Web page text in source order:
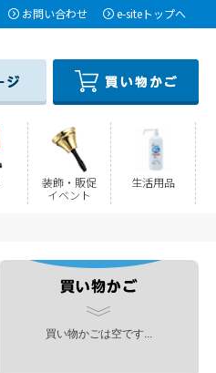
お問い合わせ e-siteトップへ
装飾・販促
イベント
生活用品
買い物かごは空です...